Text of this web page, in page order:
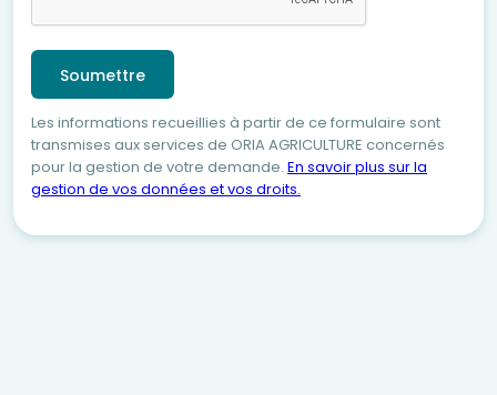
Les informations recueillies à partir de ce formulaire sont
transmises aux services de ORIA AGRICULTURE concernés
pour la gestion de votre demande. En savoir plus sur la
gestion de vos données et vos droits.